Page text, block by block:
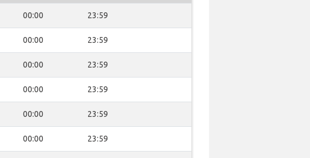
00:00 23:59
00:00 23:59
00:00 23:59
00:00 23:59
00:00 23:59
00:00 23:59